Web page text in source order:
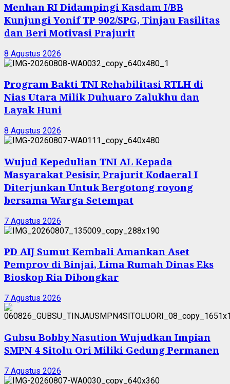
Menhan RI Didampingi Kasdam I/BB
Kunjungi Yonif TP 902/SPG, Tinjau Fasilitas
dan Beri Motivasi Prajurit
8 Agustus 2026
Program Bakti TNI Rehabilitasi RTLH di
Nias Utara Milik Duhuaro Zalukhu dan
Layak Huni
8 Agustus 2026
Wujud Kepedulian TNI AL Kepada
Masyarakat Pesisir, Prajurit Kodaeral I
Diterjunkan Untuk Bergotong royong
bersama Warga Setempat
7 Agustus 2026
PD AIJ Sumut Kembali Amankan Aset
Pemprov di Binjai, Lima Rumah Dinas Eks
Bioskop Ria Dibongkar
7 Agustus 2026
Gubsu Bobby Nasution Wujudkan Impian
SMPN 4 Sitolu Ori Miliki Gedung Permanen
7 Agustus 2026